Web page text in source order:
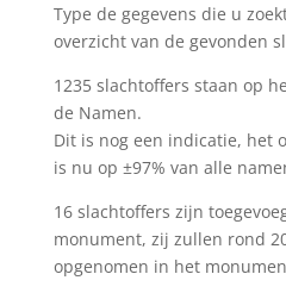
Type de gegevens die u
overzicht van de gevonden
1235 slachtoffers staan op
de Namen.
Dit is nog een indicatie, het
is nu op ±97% van alle
16 slachtoffers zijn
monument, zij zullen rond
opgenomen in het